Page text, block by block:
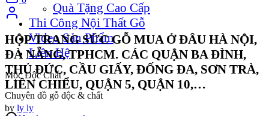
Quà Tặng Cao Cấp
Thi Công Nội Thất Gỗ
Video Sản Phẩm
Liên Hệ
Mộc Độc Chất
Chuyên đồ gỗ độc & chất
HỘP TRANG SỨC GỖ MUA Ở ĐÂU HÀ NỘI,
ĐÀ NẴNG, TPHCM. CÁC QUẬN BA ĐÌNH,
THỦ ĐỨC, CẦU GIẤY, ĐỐNG ĐA, SƠN TRÀ,
LIÊN CHIỂU, QUẬN 5, QUẬN 10,…
by ly ly